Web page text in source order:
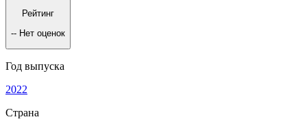
Рейтинг
-- Нет оценок
Год выпуска
2022
Страна